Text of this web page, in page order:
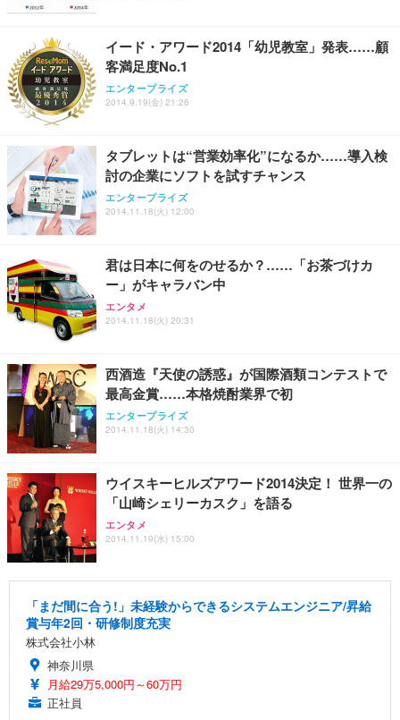
イード・アワード2014「幼児教室」発表……顧
客満足度No.1
エンタープライズ
2014.9.19(金) 21:26
タブレットは“営業効率化”になるか……導入検
討の企業にソフトを試すチャンス
エンタープライズ
2014.11.18(火) 12:00
君は日本に何をのせるか？……「お茶づけカ
ー」がキャラバン中
エンタメ
2014.11.18(火) 20:31
西酒造『天使の誘惑』が国際酒類コンテストで
最高金賞……本格焼酎業界で初
エンタープライズ
2014.11.18(火) 14:30
ウイスキーヒルズアワード2014決定！ 世界一の
「山崎シェリーカスク」を語る
エンタメ
2014.11.19(水) 15:00
「まだ間に合う!」未経験からできるシステムエンジニア/昇給
賞与年2回・研修制度充実
株式会社小林
神奈川県
月給29万5,000円～60万円
正社員